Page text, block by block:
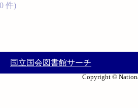
件)
国立国会図書館サーチ
Copyright ©